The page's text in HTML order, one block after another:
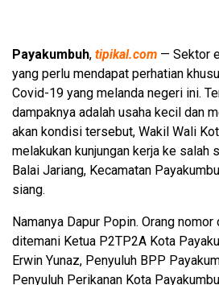
Payakumbuh, tipikal.com — Sektor
yang perlu mendapat perhatian
Covid-19 yang melanda negeri ini.
dampaknya adalah usaha kecil dan
akan kondisi tersebut, Wakil Wali
melakukan kunjungan kerja ke salah
Balai Jariang, Kecamatan
siang.
Namanya Dapur Popin. Orang
ditemani Ketua P2TP2A Kota
Erwin Yunaz, Penyuluh BPP
Penyuluh Perikanan Kota